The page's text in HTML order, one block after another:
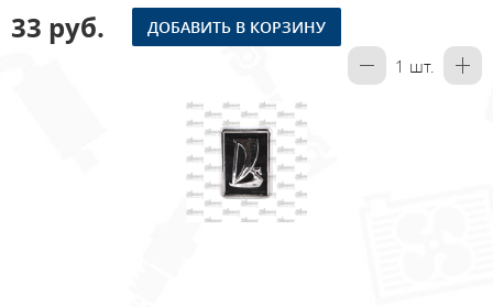
33 руб. ДОБАВИТЬ В КОРЗИНУ
1 шт.